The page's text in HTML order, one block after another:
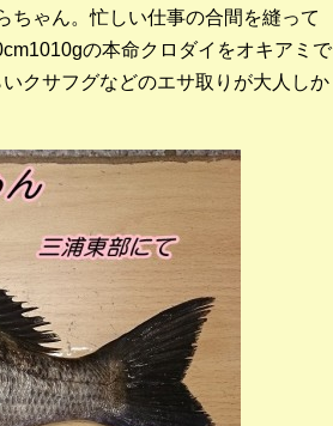
ちゃん。忙しい仕事の合間を縫って
の本命クロダイをオキアミで
クサフグなどのエサ取りが大人しか